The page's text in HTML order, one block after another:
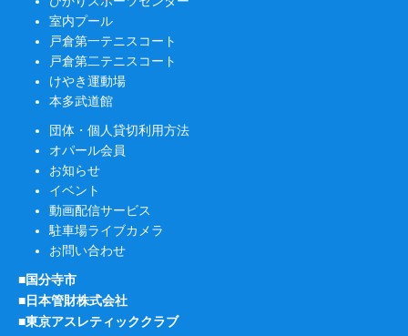
室内プール
戸倉第一テニスコート
戸倉第二テニスコート
けやき運動場
本多武道館
団体・個人貸切利用方法
オパール会員
お知らせ
イベント
動画配信サービス
駐車場ライブカメラ
お問い合わせ
■国分寺市
■日本管財株式会社
■東京アスレティッククラブ